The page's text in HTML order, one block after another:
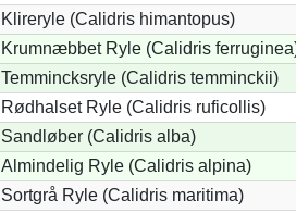
Klireryle (Calidris himantopus)
Krumnæbbet Ryle (Calidris
Temmincksryle (Calidris temminckii)
Rødhalset Ryle (Calidris ruficollis)
Sandløber (Calidris alba)
Almindelig Ryle (Calidris alpina)
Sortgrå Ryle (Calidris maritima)